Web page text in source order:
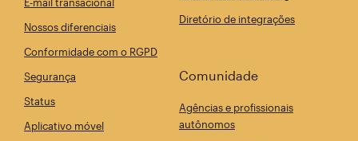
Nossos diferenciais
Conformidade com o RGPD
Segurança
Status
Aplicativo móvel
Diretório de integrações
Comunidade
Agências e profissionais
autônomos